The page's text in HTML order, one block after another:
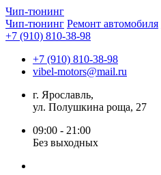
Чип-тюнинг
Чип-тюнинг Ремонт автомобиля
+7 (910) 810-38-98
+7 (910) 810-38-98
vibel-motors@mail.ru
г. Ярославль,
ул. Полушкина роща, 27
09:00 - 21:00
Без выходных